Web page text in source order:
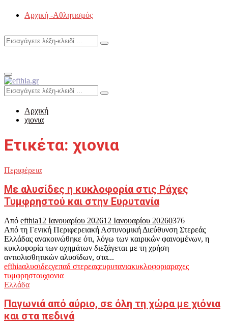
Αρχική -Αθλητισμός
Search
Search
Primary
Menu
Search
for:
Search
Αρχική
χιονια
Ετικέτα: χιονια
Περιφέρεια
Με αλυσίδες η κυκλοφορία στις Ράχες
Τυμφρηστού και στην Ευρυτανία
Από efthia12 Ιανουαρίου 202612 Ιανουαρίου 20260376
Από τη Γενική Περιφερειακή Αστυνομική Διεύθυνση Στερεάς
Ελλάδας ανακοινώθηκε ότι, λόγω των καιρικών φαινομένων, η
κυκλοφορία των οχημάτων διεξάγεται με τη χρήση
αντιολισθητικών αλυσίδων, στα...
efthiaαλυσιδεςγεπαδ στερεαςευρυτανιακυκλοφοριαραχες
τυμφρηστουχιονια
Ελλάδα
Παγωνιά από αύριο, σε όλη τη χώρα με χιόνια
και στα πεδινά